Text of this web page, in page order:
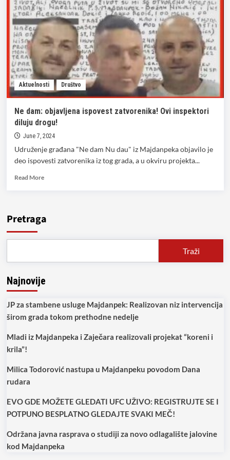
Aktuelnosti Društvo
Ne dam: objavljena ispovest zatvorenika! Ovi inspektori
diluju drogu!
June 7, 2024
Udruženje građana "Ne dam Nu dau" iz Majdanpeka objavilo je
deo ispovesti zatvorenika iz tog grada, a u okviru projekta...
Read MoreRead
dam:
objavljena
inspektori
drogu!
Pretraga
Traži
Najnovije
JP za stambene usluge Majdanpek: Realizovan niz intervencija
širom grada tokom prethodne nedelje
Mladi iz Majdanpeka i Zaječara realizovali projekat “koreni i
krila”!
Milica Todorović nastupa u Majdanpeku povodom Dana
rudara
EVO GDE MOŽETE GLEDATI UFC UŽIVO: REGISTRUJTE SE I
POTPUNO BESPLATNO GLEDAJTE SVAKI MEČ!
Održana javna rasprava o studiji za novo odlagalište jalovine
kod Majdanpeka